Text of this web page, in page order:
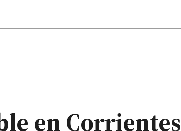
en Corrientes